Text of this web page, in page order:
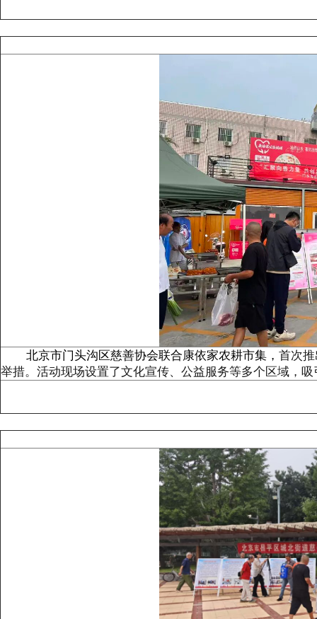
北京市门头沟区慈善协会联合康依家农耕市集， 首次
举措。活动现场设置了文化宣传、公益服务等多个区域，